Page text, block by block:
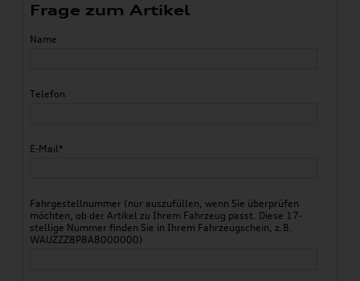
Frage zum Artikel
Name
Telefon
E-Mail*
Fahrgestellnummer (nur auszufüllen, wenn Sie überprüfen
möchten, ob der Artikel zu Ihrem Fahrzeug passt. Diese 17-
stellige Nummer finden Sie in Ihrem Fahrzeugschein, z.B.
WAUZZZ8P8AB000000)